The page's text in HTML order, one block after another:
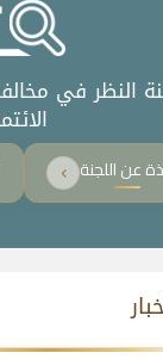
النظر في
عن اللجنة